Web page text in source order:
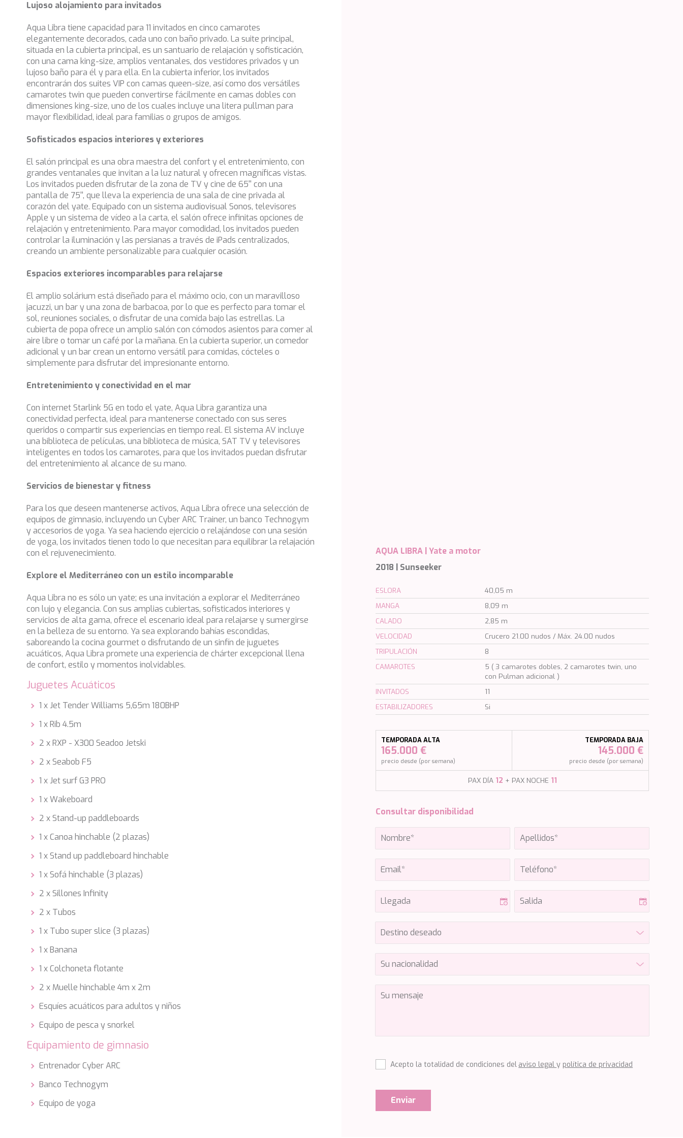
Lujoso alojamiento para invitados
Aqua Libra tiene capacidad para 11 invitados en cinco camarotes
elegantemente decorados, cada uno con baño privado. La suite principal,
situada en la cubierta principal, es un santuario de relajación y sofisticación,
con una cama king-size, amplios ventanales, dos vestidores privados y un
lujoso baño para él y para ella. En la cubierta inferior, los invitados
encontrarán dos suites VIP con camas queen-size, así como dos versátiles
camarotes twin que pueden convertirse fácilmente en camas dobles con
dimensiones king-size, uno de los cuales incluye una litera pullman para
mayor flexibilidad, ideal para familias o grupos de amigos.
Sofisticados espacios interiores y exteriores
El salón principal es una obra maestra del confort y el entretenimiento, con
grandes ventanales que invitan a la luz natural y ofrecen magníficas vistas.
Los invitados pueden disfrutar de la zona de TV y cine de 65'' con una
pantalla de 75'', que lleva la experiencia de una sala de cine privada al
corazón del yate. Equipado con un sistema audiovisual Sonos, televisores
Apple y un sistema de vídeo a la carta, el salón ofrece infinitas opciones de
relajación y entretenimiento. Para mayor comodidad, los invitados pueden
controlar la iluminación y las persianas a través de iPads centralizados,
creando un ambiente personalizable para cualquier ocasión.
Espacios exteriores incomparables para relajarse
El amplio solárium está diseñado para el máximo ocio, con un maravilloso
jacuzzi, un bar y una zona de barbacoa, por lo que es perfecto para tomar el
sol, reuniones sociales, o disfrutar de una comida bajo las estrellas. La
cubierta de popa ofrece un amplio salón con cómodos asientos para comer al
aire libre o tomar un café por la mañana. En la cubierta superior, un comedor
adicional y un bar crean un entorno versátil para comidas, cócteles o
simplemente para disfrutar del impresionante entorno.
Entretenimiento y conectividad en el mar
Con internet Starlink 5G en todo el yate, Aqua Libra garantiza una
conectividad perfecta, ideal para mantenerse conectado con sus seres
queridos o compartir sus experiencias en tiempo real. El sistema AV incluye
una biblioteca de películas, una biblioteca de música, SAT TV y televisores
inteligentes en todos los camarotes, para que los invitados puedan disfrutar
del entretenimiento al alcance de su mano.
Servicios de bienestar y fitness
Para los que deseen mantenerse activos, Aqua Libra ofrece una selección de
equipos de gimnasio, incluyendo un Cyber ARC Trainer, un banco Technogym
y accesorios de yoga. Ya sea haciendo ejercicio o relajándose con una sesión
de yoga, los invitados tienen todo lo que necesitan para equilibrar la relajación
con el rejuvenecimiento.
Explore el Mediterráneo con un estilo incomparable
Aqua Libra no es sólo un yate; es una invitación a explorar el Mediterráneo
con lujo y elegancia. Con sus amplias cubiertas, sofisticados interiores y
servicios de alta gama, ofrece el escenario ideal para relajarse y sumergirse
en la belleza de su entorno. Ya sea explorando bahías escondidas,
saboreando la cocina gourmet o disfrutando de un sinfín de juguetes
acuáticos, Aqua Libra promete una experiencia de chárter excepcional llena
de confort, estilo y momentos inolvidables.
Juguetes Acuáticos
1 x Jet Tender Williams 5,65m 180BHP
1 x Rib 4.5m
2 x RXP - X300 Seadoo Jetski
2 x Seabob F5
1 x Jet surf G3 PRO
1 x Wakeboard
2 x Stand-up paddleboards
1 x Canoa hinchable (2 plazas)
1 x Stand up paddleboard hinchable
1 x Sofá hinchable (3 plazas)
2 x Sillones Infinity
2 x Tubos
1 x Tubo super slice (3 plazas)
1 x Banana
1 x Colchoneta flotante
2 x Muelle hinchable 4m x 2m
Esquíes acuáticos para adultos y niños
Equipo de pesca y snorkel
Equipamiento de gimnasio
Entrenador Cyber ARC
Banco Technogym
Equipo de yoga
AQUA LIBRA |Yate a motor
2018 | Sunseeker
ESLORA
40,05 m
MANGA
8,09 m
CALADO
2,85 m
VELOCIDAD
Crucero 21.00 nudos / Máx. 24.00 nudos
TRIPULACIÓN
8
CAMAROTES
5 ( 3 camarotes dobles, 2 camarotes twin, uno
con Pulman adicional )
INVITADOS
11
ESTABILIZADORES
Si
TEMPORADA ALTA
165.000 €
precio desde (por semana)
TEMPORADA BAJA
145.000 €
precio desde (por semana)
PAX DÍA 12 + PAX NOCHE 11
Consultar disponibilidad
Acepto la totalidad de condiciones del aviso legaly política de privacidad
Enviar